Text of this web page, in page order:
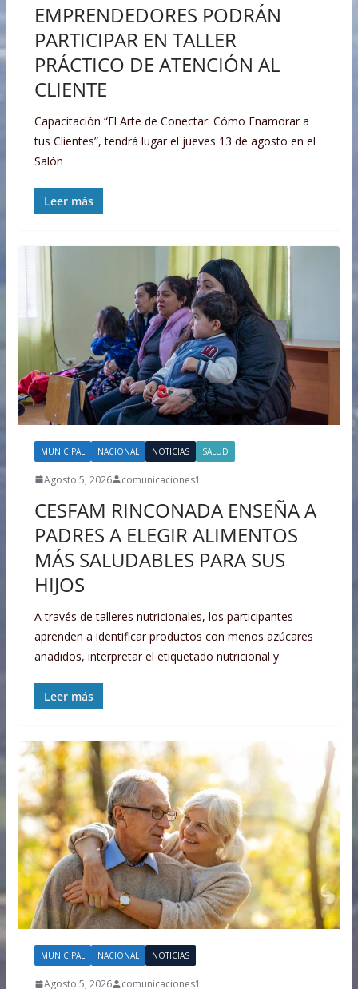
EMPRENDEDORES PODRÁN
PARTICIPAR EN TALLER
PRÁCTICO DE ATENCIÓN AL
CLIENTE
Capacitación “El Arte de Conectar: Cómo Enamorar a
tus Clientes”, tendrá lugar el jueves 13 de agosto en el
Salón
Leer más
MUNICIPAL NACIONAL NOTICIAS SALUD
Agosto 5, 2026 comunicaciones1
CESFAM RINCONADA ENSEÑA A
PADRES A ELEGIR ALIMENTOS
MÁS SALUDABLES PARA SUS
HIJOS
A través de talleres nutricionales, los participantes
aprenden a identificar productos con menos azúcares
añadidos, interpretar el etiquetado nutricional y
Leer más
MUNICIPAL NACIONAL NOTICIAS
Agosto 5, 2026 comunicaciones1